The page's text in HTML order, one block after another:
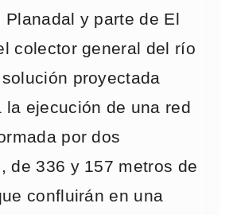
Planadal y parte de El
colector general del río
proyectada
la ejecución de una red
por dos
de 336 y 157 metros de
confluirán en una